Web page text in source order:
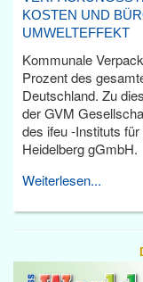
KOSTEN UND
UMWELTEFFEKT
Kommunale
Prozent des
Deutschland. Zu
der GVM
des ifeu -Instituts
Heidelberg gGmbH.
Weiterlesen...